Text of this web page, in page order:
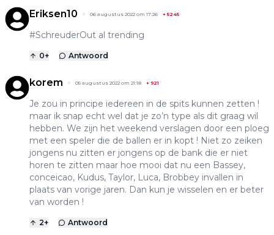
Eriksen10 06 augustus 2022 om 17:26 + 5245
#SchreuderOut al trending
0+ Antwoord
korem 05 augustus 2022 om 21:18 + 921
Je zou in principe iedereen in de spits kunnen zetten !
maar ik snap echt wel dat je zo’n type als dit graag wil
hebben. We zijn het weekend verslagen door een ploeg
met een speler die de ballen er in kopt ! Niet zo zeiken
jongens nu zitten er jongens op de bank die er niet
horen te zitten maar hoe mooi dat nu een Bassey,
conceicao, Kudus, Taylor, Luca, Brobbey invallen in
plaats van vorige jaren. Dan kun je wisselen en er beter
van worden !
2+ Antwoord